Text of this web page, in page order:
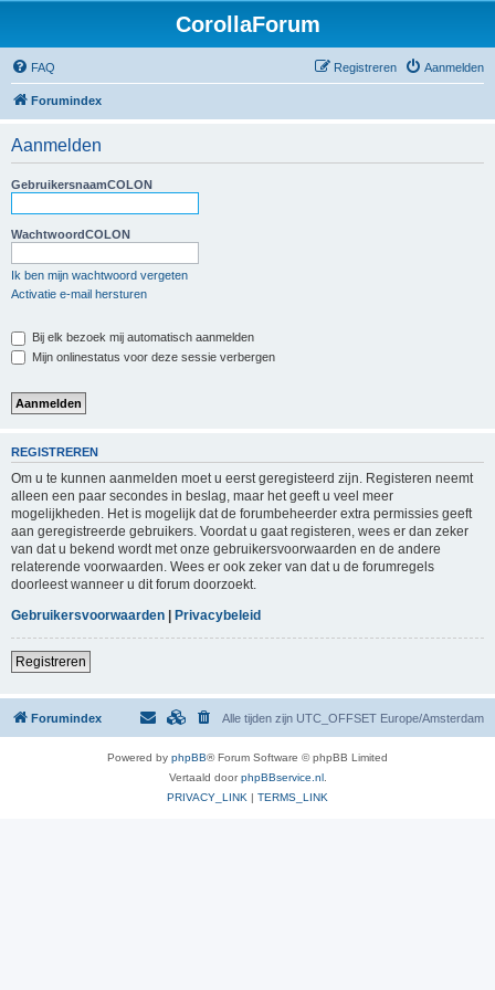
CorollaForum
FAQ Aanmelden
Registreren
Forumindex
Aanmelden
GebruikersnaamCOLON
WachtwoordCOLON
Ik ben mijn wachtwoord vergeten
Activatie e-mail hersturen
Bij elk bezoek mij automatisch aanmelden
Mijn onlinestatus voor deze sessie verbergen
REGISTREREN
Om u te kunnen aanmelden moet u eerst geregisteerd zijn. Registeren neemt
alleen een paar secondes in beslag, maar het geeft u veel meer
mogelijkheden. Het is mogelijk dat de forumbeheerder extra permissies geeft
aan geregistreerde gebruikers. Voordat u gaat registeren, wees er dan zeker
van dat u bekend wordt met onze gebruikersvoorwaarden en de andere
relaterende voorwaarden. Wees er ook zeker van dat u de forumregels
doorleest wanneer u dit forum doorzoekt.
Gebruikersvoorwaarden | Privacybeleid
Registreren
Forumindex Alle tijden zijn UTC_OFFSET Europe/Amsterdam
Powered by phpBB® Forum Software © phpBB Limited
Vertaald doorphpBBservice.nl.
PRIVACY_LINK | TERMS_LINK